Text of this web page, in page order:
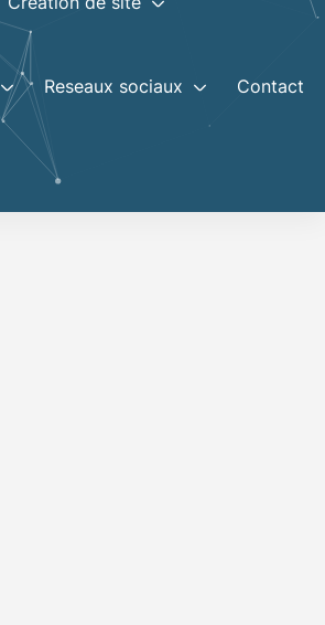
Reseaux sociaux Contact
Create an account